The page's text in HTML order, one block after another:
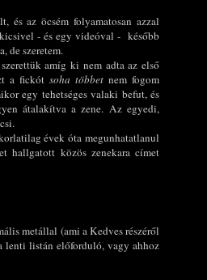
és az öcsém folyamatosan azzal
- és egy videóval - később
de szeretem.
amíg ki nem adta az első
a fickót soha többet nem fogom
egy tehetséges valaki befut, és
átalakítva a zene. Az egyedi,
évek óta megunhatatlanul
hallgatott közös zenekara címet
metállal (ami a Kedves részéről
lenti listán előforduló, vagy ahhoz